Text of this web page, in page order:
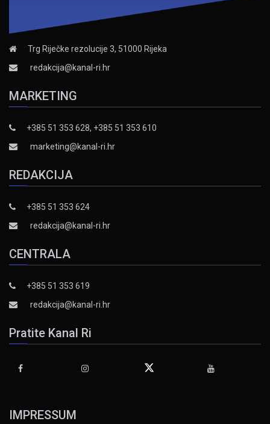
Trg Riječke rezolucije 3, 51000 Rijeka
redakcija@kanal-ri.hr
MARKETING
+385 51 353 628, +385 51 353 610
marketing@kanal-ri.hr
REDAKCIJA
+385 51 353 624
redakcija@kanal-ri.hr
CENTRALA
+385 51 353 619
redakcija@kanal-ri.hr
Pratite Kanal Ri
IMPRESSUM